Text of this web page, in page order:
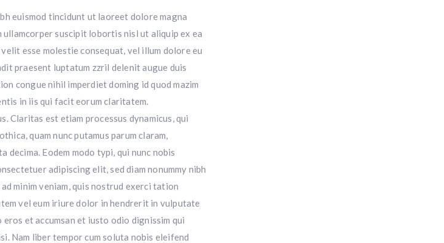
euismod tincidunt ut laoreet dolore magna
suscipit lobortis nisl ut aliquip ex ea
esse molestie consequat, vel illum dolore eu
praesent luptatum zzril delenit augue duis
congue nihil imperdiet doming id quod mazim
in iis qui facit eorum claritatem.
Claritas est etiam processus dynamicus, qui
quam nunc putamus parum claram,
Eodem modo typi, qui nunc nobis
adipiscing elit, sed diam nonummy nibh
minim veniam, quis nostrud exerci tation
vel eum iriure dolor in hendrerit in vulputate
et accumsan et iusto odio dignissim qui
Nam liber tempor cum soluta nobis eleifend